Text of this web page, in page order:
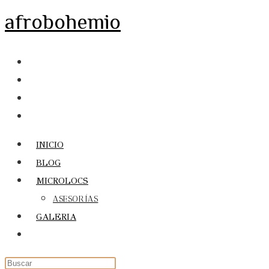
al
afrobohemio
INICIO
BLOG
MICROLOCS
ASESORÍAS
GALERIA